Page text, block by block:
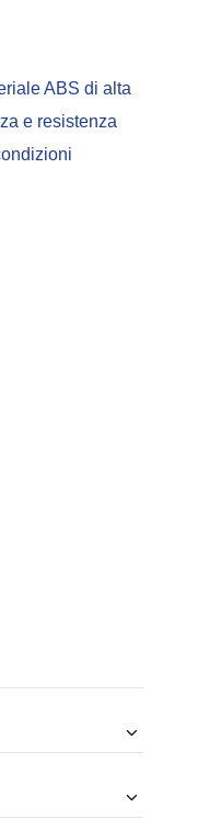
ABS di alta
e resistenza